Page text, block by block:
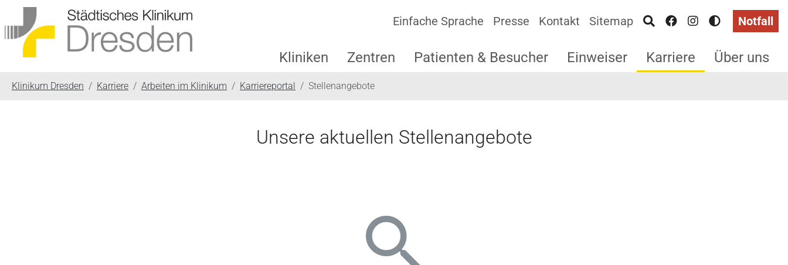
Einfache Sprache Presse Kontakt Sitemap Notfall
Kliniken Zentren Patienten & Besucher Einweiser Karriere Über uns
Klinikum Dresden Karriere Arbeiten im Klinikum Karriereportal Stellenangebote
Unsere aktuellen Stellenangebote